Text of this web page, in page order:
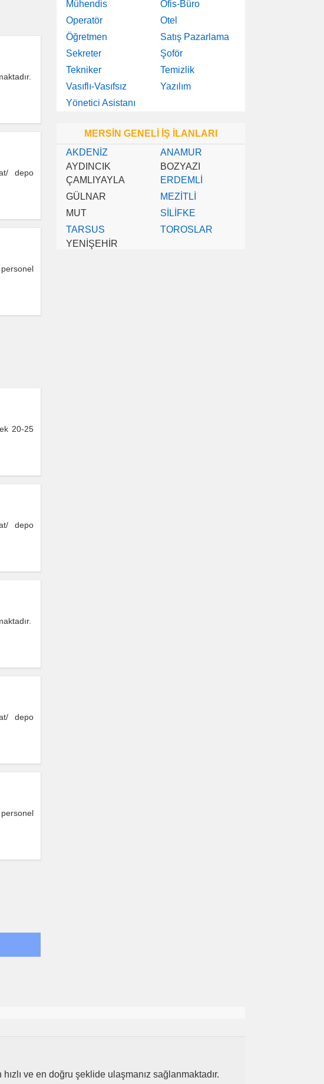
depo
20-25
depo
depo
Mühendis
Ofis-Büro
Operatör
Otel
Öğretmen
Satış Pazarlama
Sekreter
Şoför
Tekniker
Temizlik
Vasıflı-Vasıfsız
Yazılım
Yönetici Asistanı
MERSİN GENELİ İŞ İLANLARI
AKDENİZ
ANAMUR
AYDINCIK
BOZYAZI
ÇAMLIYAYLA
ERDEMLİ
GÜLNAR
MEZİTLİ
MUT
SİLİFKE
TARSUS
TOROSLAR
YENİŞEHİR
ve en doğru şeklide ulaşmanız sağlanmaktadır.